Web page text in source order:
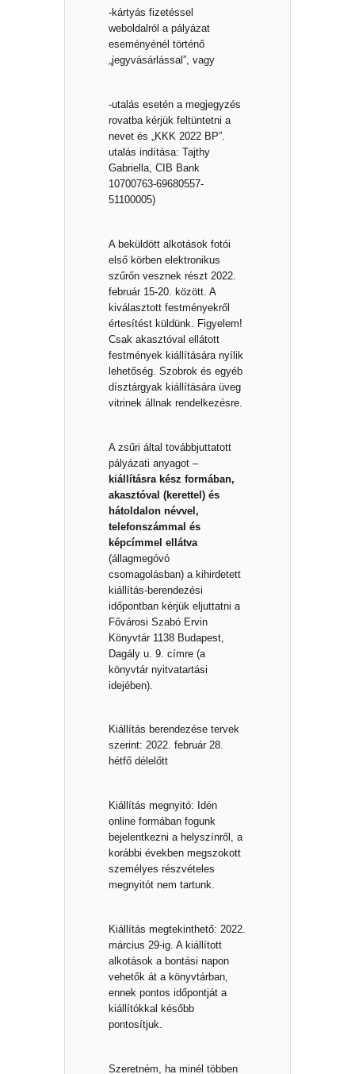
-kártyás fizetéssel
weboldalról a pályázat
eseményénél történő
„jegyvásárlással”, vagy
-utalás esetén a megjegyzés
rovatba kérjük feltüntetni a
nevet és „KKK 2022 BP”.
utalás indítása: Tajthy
Gabriella, CIB Bank
10700763-69680557-
51100005)
A beküldött alkotások fotói
első körben elektronikus
szűrőn vesznek részt 2022.
február 15-20. között. A
kiválasztott festményekről
értesítést küldünk. Figyelem!
Csak akasztóval ellátott
festmények kiállítására nyílik
lehetőség. Szobrok és egyéb
dísztárgyak kiállítására üveg
vitrinek állnak rendelkezésre.
A zsűri által továbbjuttatott
pályázati anyagot –
kiállításra kész formában,
akasztóval (kerettel) és
hátoldalon névvel,
telefonszámmal és
képcímmel ellátva
(állagmegóvó
csomagolásban) a kihirdetett
kiállítás-berendezési
időpontban kérjük eljuttatni a
Fővárosi Szabó Ervin
Könyvtár 1138 Budapest,
Dagály u. 9. címre (a
könyvtár nyitvatartási
idejében).
Kiállítás berendezése tervek
szerint: 2022. február 28.
hétfő délelőtt
Kiállítás megnyitó: Idén
online formában fogunk
bejelentkezni a helyszínről, a
korábbi években megszokott
személyes részvételes
megnyitót nem tartunk.
Kiállítás megtekinthető: 2022.
március 29-ig. A kiállított
alkotások a bontási napon
vehetők át a könyvtárban,
ennek pontos időpontját a
kiállítókkal később
pontosítjuk.
Szeretném, ha minél többen